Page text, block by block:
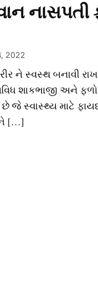
2022
ને સ્વસ્થ બનાવી
શાકભાજી અને
જે સ્વાસ્થ્ય માટે
[…]